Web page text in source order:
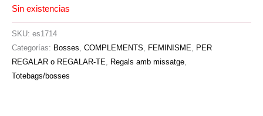
Sin existencias
SKU: es1714
Categorías: Bosses, COMPLEMENTS, FEMINISME, PER
REGALAR o REGALAR-TE, Regals amb missatge,
Totebags/bosses